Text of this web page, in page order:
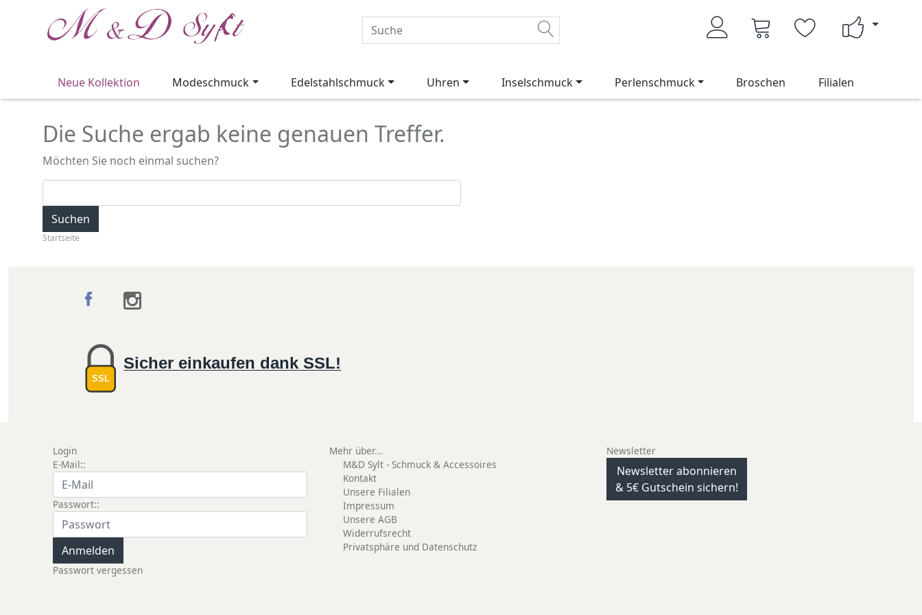
Neue Kollektion Modeschmuck Edelstahlschmuck Uhren Inselschmuck Perlenschmuck Broschen Filialen
Die Suche ergab keine genauen Treffer.
Möchten Sie noch einmal suchen?
Suchen
Startseite
SSL
Sicher einkaufen dank SSL!
Login
E-Mail::
Passwort::
Passwort vergessen
Mehr über...
M&D Sylt - Schmuck & Accessoires
Kontakt
Unsere Filialen
Impressum
Unsere AGB
Widerrufsrecht
Privatsphäre und Datenschutz
Newsletter
Newsletter abonnieren
& 5€ Gutschein sichern!